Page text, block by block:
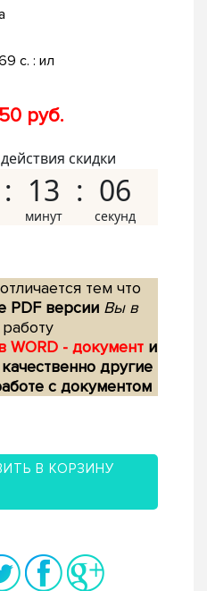
c. : ил
руб.
скидки
13 05
тем что
PDF версии Вы в
WORD - документ и
другие
с документом
В КОРЗИНУ